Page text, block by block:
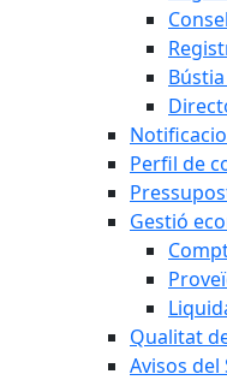
Perfil de
Gestió
Qualitat
Avisos del